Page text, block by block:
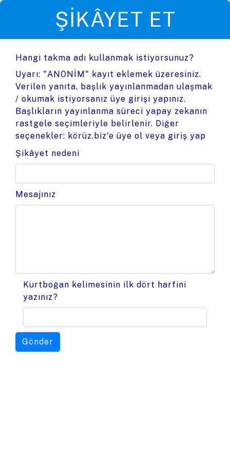
ŞIKÂYET ET
Hangi takma adı kullanmak istiyorsunuz?
Uyarı: "ANONİM" kayıt eklemek üzeresiniz.
Verilen yanıta, başlık yayınlanmadan ulaşmak
/ okumak istiyorsanız üye girişi yapınız.
Başlıkların yayınlanma süreci yapay zekanın
rastgele seçimleriyle belirlenir. Diğer
seçenekler: körüz.biz'e üye ol veya giriş yap
Şikâyet nedeni
Mesajınız
Kurtboğan kelimesinin ilk dört harfini
yazınız?